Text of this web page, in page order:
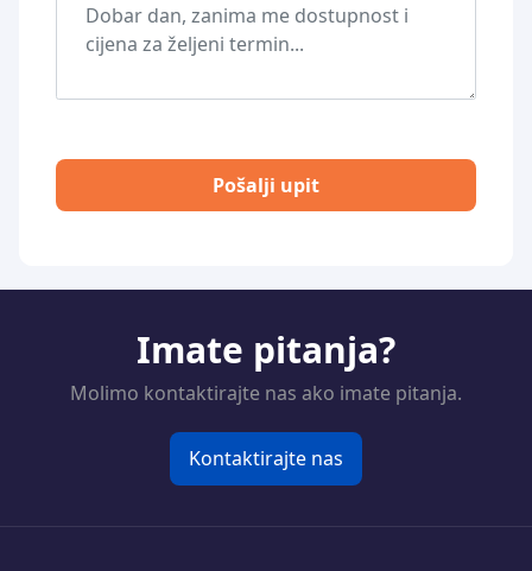
Pošalji upit
Imate pitanja?
Molimo kontaktirajte nas ako imate pitanja.
Kontaktirajte nas